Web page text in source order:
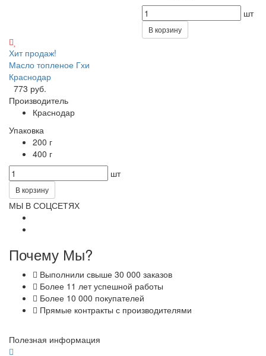
шт
В корзину
Хит продаж!
Масло топленое Гхи
Краснодар
773 руб.
Производитель
Краснодар
Упаковка
200 г
400 г
шт
В корзину
МЫ В СОЦСЕТЯХ
Почему Мы?
Выполнили свыше 30 000 заказов
Более 11 лет успешной работы
Более 10 000 покупателей
Прямые контракты с производителями
Полезная информация